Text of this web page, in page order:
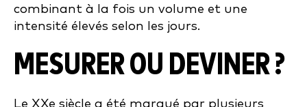
combinant à la fois un volume et une
intensité élevés selon les jours.
MESURER OU DEVINER ?
Le XXe siècle a été marqué par plusieurs